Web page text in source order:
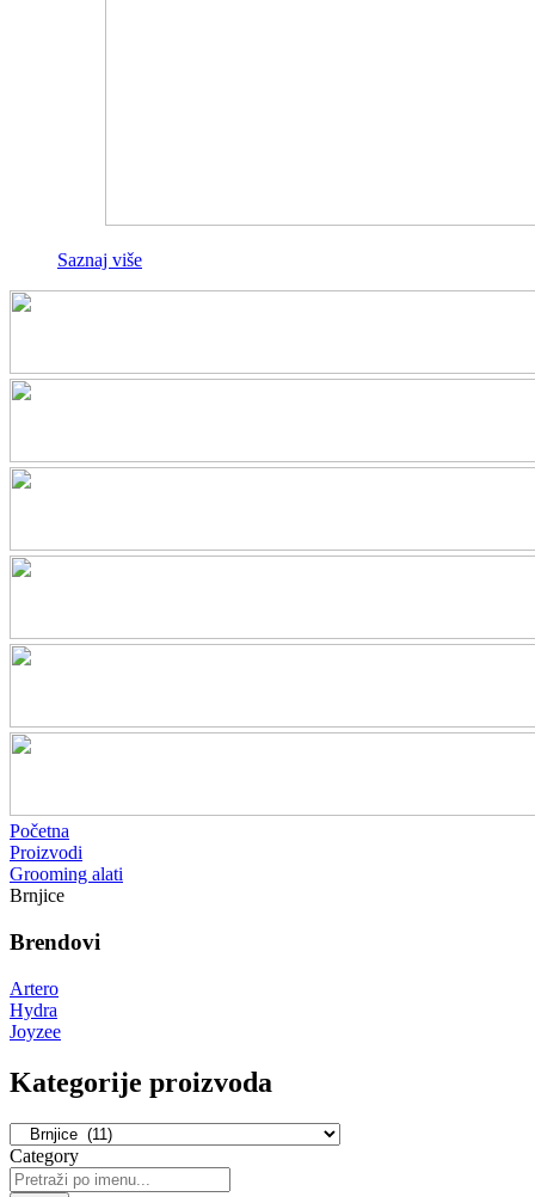
Saznaj više
Početna
Proizvodi
Grooming alati
Brnjice
Brendovi
Artero
Hydra
Joyzee
Kategorije proizvoda
Category